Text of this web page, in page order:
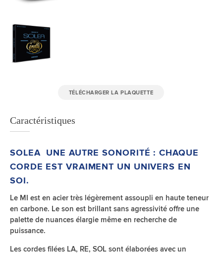
TÉLÉCHARGER LA PLAQUETTE
Caractéristiques
SOLEA UNE AUTRE SONORITÉ : CHAQUE
CORDE EST VRAIMENT UN UNIVERS EN
SOI.
Le MI est en acier très légèrement assoupli en haute teneur
en carbone. Le son est brillant sans agressivité offre une
palette de nuances élargie même en recherche de
puissance.
Les cordes filées LA, RE, SOL sont élaborées avec un